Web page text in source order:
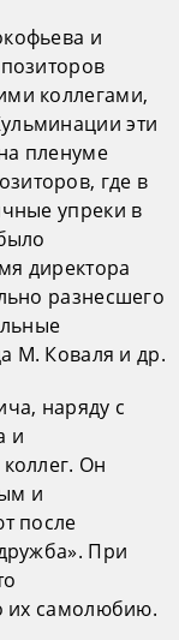
и
коллегами,
эти
пленуме
где в
упреки в
директора
разнесшего
М. Коваля и др.
наряду с
и
Он
и
после
При
их самолюбию.